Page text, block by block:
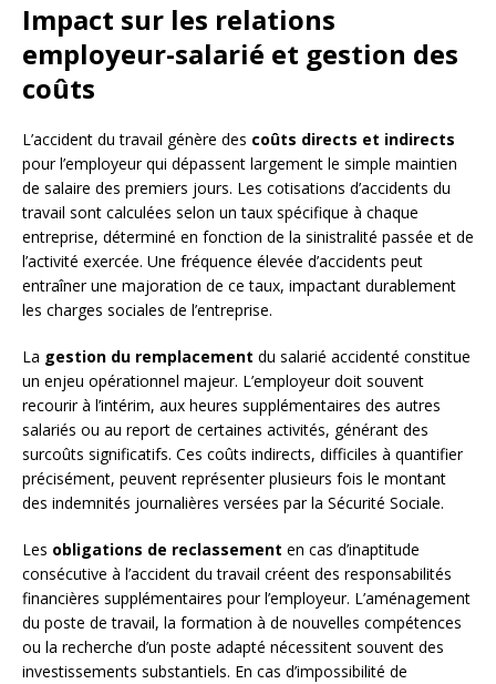
Impact sur les relations
employeur-salarié et gestion des
coûts
L’accident du travail génère des coûts directs et indirects
pour l’employeur qui dépassent largement le simple maintien
de salaire des premiers jours. Les cotisations d’accidents du
travail sont calculées selon un taux spécifique à chaque
entreprise, déterminé en fonction de la sinistralité passée et de
l’activité exercée. Une fréquence élevée d’accidents peut
entraîner une majoration de ce taux, impactant durablement
les charges sociales de l’entreprise.
La gestion du remplacement du salarié accidenté constitue
un enjeu opérationnel majeur. L’employeur doit souvent
recourir à l’intérim, aux heures supplémentaires des autres
salariés ou au report de certaines activités, générant des
surcoûts significatifs. Ces coûts indirects, difficiles à quantifier
précisément, peuvent représenter plusieurs fois le montant
des indemnités journalières versées par la Sécurité Sociale.
Les obligations de reclassement en cas d’inaptitude
consécutive à l’accident du travail créent des responsabilités
financières supplémentaires pour l’employeur. L’aménagement
du poste de travail, la formation à de nouvelles compétences
ou la recherche d’un poste adapté nécessitent souvent des
investissements substantiels. En cas d’impossibilité de